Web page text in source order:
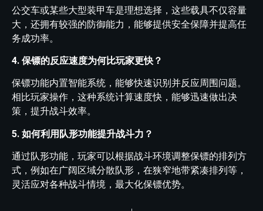
公交车或某些大型装甲车是理想选择，这些载具不仅容量
大，还拥有较强的防御能力，能够提供安全保障并提高任
务成功率。
4. 保镖的反应速度为何比玩家更快？
保镖功能内置智能系统，能够快速识别并反应周围问题。
相比玩家操作，这种系统计算速度快，能够迅速做出决
策，提升战斗效率。
5. 如何利用队形功能提升战斗力？
通过队形功能，玩家可以根据战斗环境调整保镖的排列方
式，例如在广阔区域分散队形，在狭窄地带紧凑排列等，
灵活应对各种战斗情境，最大化保镖优势。